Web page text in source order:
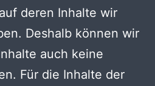
deren Inhalte wir
Deshalb können wir
auch keine
Für die Inhalte der